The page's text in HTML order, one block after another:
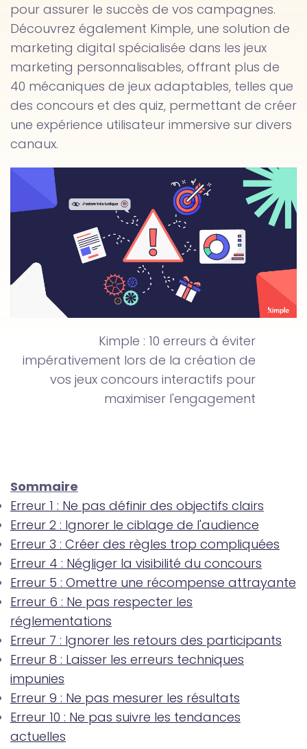
pour assurer le succès de vos campagnes.
Découvrez également Kimple, une solution de
marketing digital spécialisée dans les jeux
marketing personnalisables, offrant plus de
40 mécaniques de jeux adaptables, telles que
des concours et des quiz, permettant de créer
une expérience utilisateur immersive sur divers
canaux.
Kimple : 10 erreurs à éviter
impérativement lors de la création de
vos jeux concours interactifs pour
maximiser l'engagement
Sommaire
Erreur 1 : Ne pas définir des objectifs clairs
Erreur 2 : Ignorer le ciblage de l'audience
Erreur 3 : Créer des règles trop compliquées
Erreur 4 : Négliger la visibilité du concours
Erreur 5 : Omettre une récompense attrayante
Erreur 6 : Ne pas respecter les
réglementations
Erreur 7 : Ignorer les retours des participants
Erreur 8 : Laisser les erreurs techniques
impunies
Erreur 9 : Ne pas mesurer les résultats
Erreur 10 : Ne pas suivre les tendances
actuelles